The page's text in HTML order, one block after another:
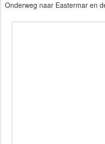
Onderweg naar Eastermar en